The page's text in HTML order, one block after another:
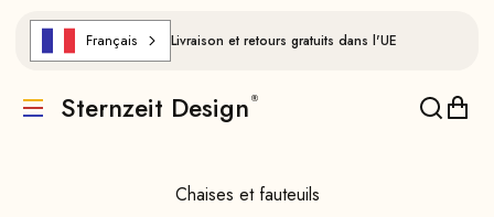
Français Livraison et retours gratuits dans l'UE
Traduction manquante : de.header.general.menu
Sternzeit Design
Chaises et fauteuils